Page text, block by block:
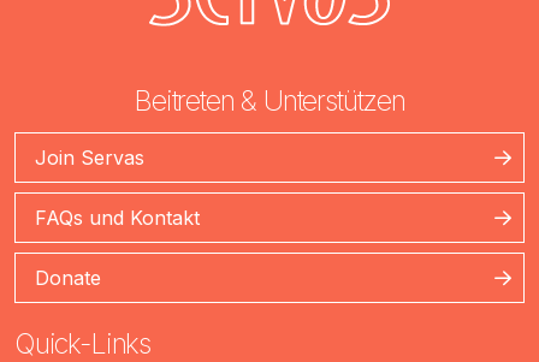
Beitreten & Unterstützen
Join Servas
FAQs und Kontakt
Donate
Quick-Links